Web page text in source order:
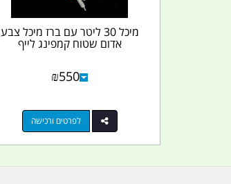
מיכל 30 ליטר עם ברז מיכל צבע
אדום שטוח קמפינג לייף
₪550
לפרטים ורכישה